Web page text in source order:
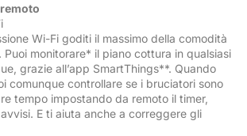
Wi-Fi goditi il massimo della comodità
monitorare* il piano cottura in qualsiasi
grazie all’app SmartThings**. Quando
comunque controllare se i bruciatori sono
tempo impostando da remoto il timer,
E ti aiuta anche a correggere gli